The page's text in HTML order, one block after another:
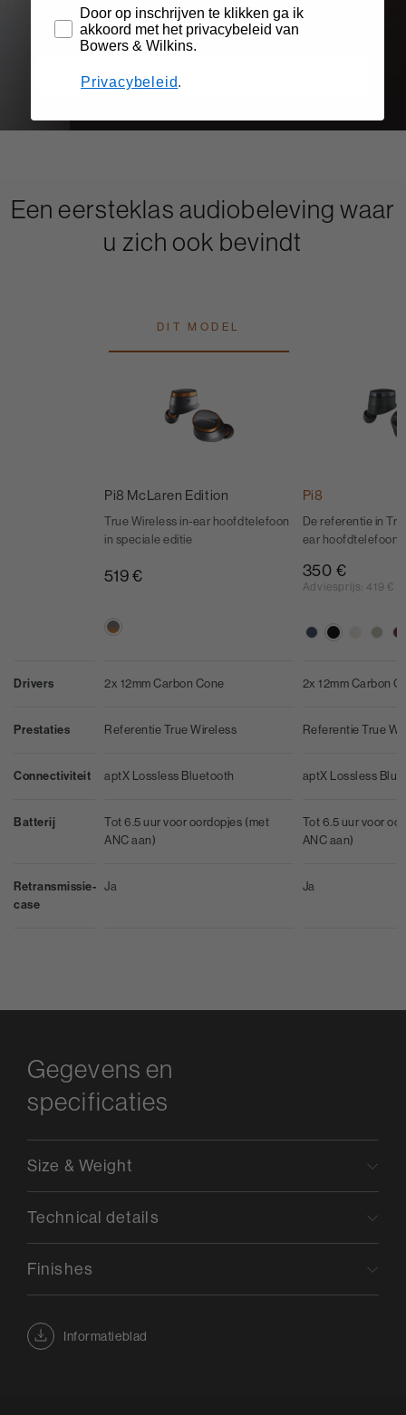
buitengewone combinatie van stijl en geluid.
ONTDEK MEER
Een eersteklas audiobeleving waar
u zich ook bevindt
Drivers
Prestaties
Connectiviteit
Batterij
Retransmissie-
case
DIT MODEL
Pi8 McLaren Edition
True Wireless in-ear hoofdtelefoon
in speciale editie
519 €
2x 12mm Carbon Cone
Referentie True Wireless
aptX Lossless Bluetooth
Tot 6.5 uur voor oordopjes (met
ANC aan)
Ja
Pi8
De referentie in
ear hoofdtelefoons
350 €
Adviesprijs:419 €
2x 12mm Carbon
Referentie True
aptX Lossless
Tot 6.5 uur voor
ANC aan)
Ja
Gegevens en
specificaties
Informatieblad
Size & Weight
Technical details
Finishes
Door op inschrijven te klikken ga ik
akkoord met het privacybeleid van
Bowers & Wilkins.
Privacybeleid.